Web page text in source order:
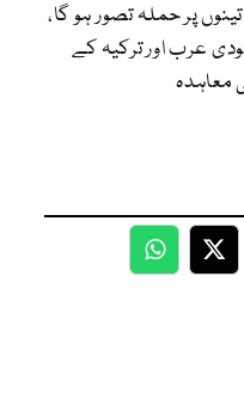
پر حملہ تصور ہو گا،
عرب اور ترکیہ کے
معاہدہ